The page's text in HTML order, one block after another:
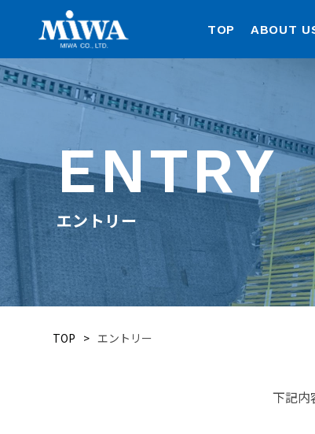
TOP ABOUT
ENTRY
エントリー
TOP エントリー
下記内